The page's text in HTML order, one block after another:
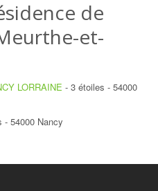
de
et-
LORRAINE - 3 étoiles - 54000
- 54000 Nancy